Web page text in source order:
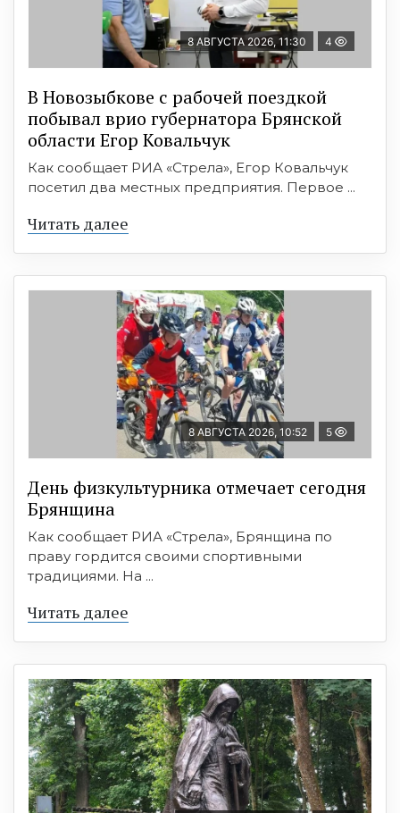
8 АВГУСТА 2026, 11:30 4
В Новозыбкове с рабочей поездкой
побывал врио губернатора Брянской
области Егор Ковальчук
Как сообщает РИА «Стрела», Егор Ковальчук
посетил два местных предприятия. Первое ...
Читать далее
8 АВГУСТА 2026, 10:52 5
День физкультурника отмечает сегодня
Брянщина
Как сообщает РИА «Стрела», Брянщина по
праву гордится своими спортивными
традициями. На ...
Читать далее